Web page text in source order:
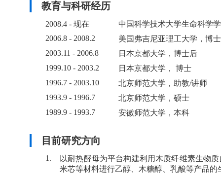
教育与科研经历
2008.4 - 现在
中国科学技术大学生命科学
2006.8 - 2008.2
美国弗吉尼亚理工大学，博
2003.11 - 2006.8
日本京都大学，博士后
1999.10 - 2003.2
日本京都大学， 博士
1996.7 - 2003.10
北京师范大学，助教/讲师
1993.9 - 1996.7
北京师范大学，硕士
1989.9 - 1993.7
安徽师范大学，本科
目前研究方向
1.
以耐热酵母为平台构建利用木质纤维素生物
米芯等材料进行乙醇、木糖醇、乳酸等产品的